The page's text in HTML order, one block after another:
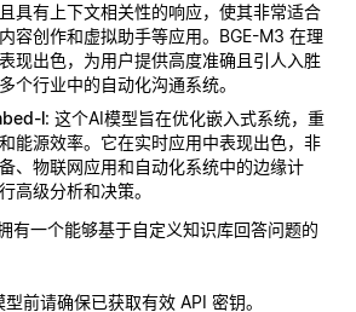
具有上下文相关性的响应，使其非常适合
容创作和虚拟助手等应用。BGE-M3 在理
现出色，为用户提供高度准确且引人入胜
个行业中的自动化沟通系统。
l: 这个AI模型旨在优化嵌入式系统，重
能源效率。它在实时应用中表现出色，非
、物联网应用和自动化系统中的边缘计
高级分析和决策。
有一个能够基于自定义知识库回答问题的
前请确保已获取有效 API 密钥。